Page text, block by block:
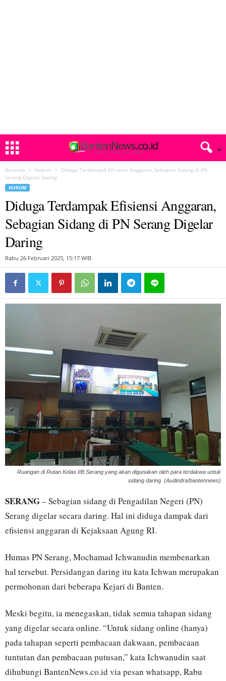
Beranda Hukum
Diduga Terdampak Efisiensi Anggaran, Sebagian Sidang di PN
Serang Digelar Daring
HUKUM
Diduga Terdampak Efisiensi Anggaran,
Sebagian Sidang di PN Serang Digelar
Daring
Rabu 26 Februari 2025, 15:17 WIB
Ruangan di Rutan Kelas IIB Serang yang akan digunakan oleh para terdakwa untuk
sidang daring. (Audindra/bantennews)
SERANG– Sebagian sidang di Pengadilan Negeri (PN)
Serang digelar secara daring. Hal ini diduga dampak dari
efisiensi anggaran di Kejaksaan Agung RI.
Humas PN Serang, Mochamad Ichwanudin membenarkan
hal tersebut. Persidangan daring itu kata Ichwan merupakan
permohonan dari beberapa Kejari di Banten.
Meski begitu, ia menegaskan, tidak semua tahapan sidang
yang digelar secara online. “Untuk sidang online (hanya)
pada tahapan seperti pembacaan dakwaan, pembacaan
tuntutan dan pembacaan putusan,” kata Ichwanudin saat
dihubungi BantenNews.co.id via pesan whatsapp, Rabu